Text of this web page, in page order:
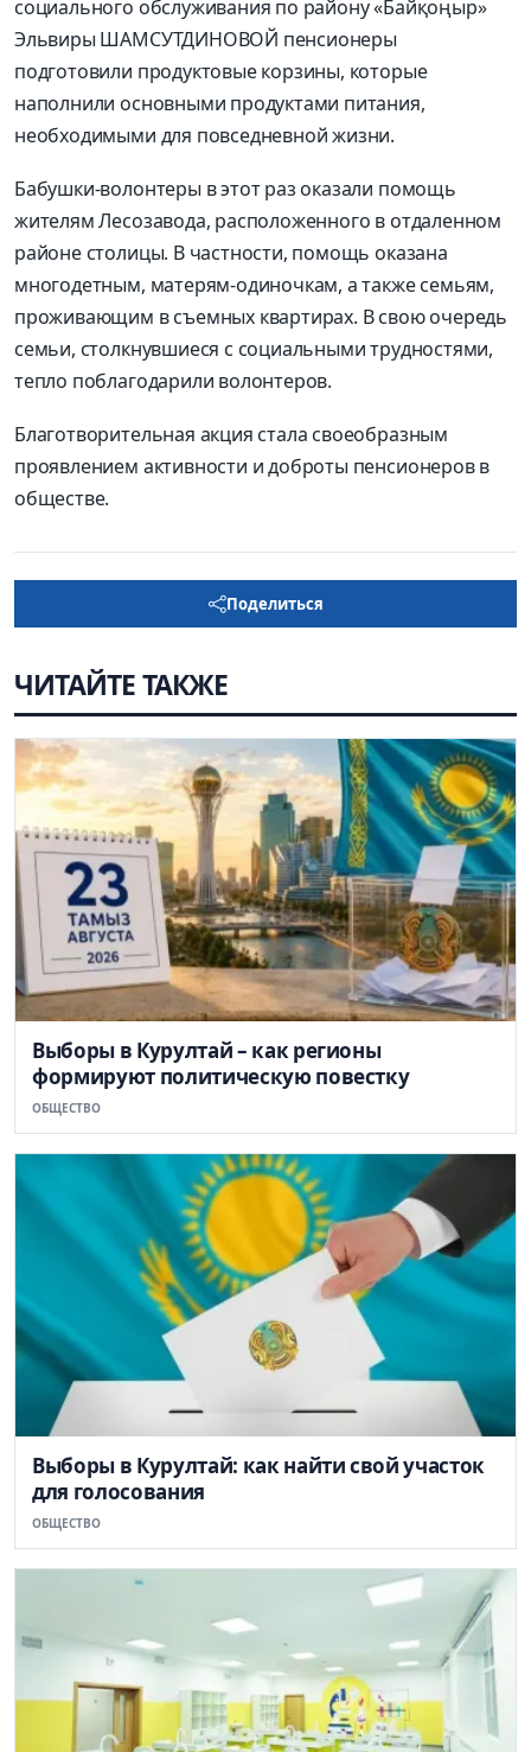
социального обслуживания по району «Байқоңыр»
Эльвиры ШАМСУТДИНОВОЙ пенсионеры
подготовили продуктовые корзины, которые
наполнили основными продуктами питания,
необходимыми для повседневной жизни.
Бабушки-волонтеры в этот раз оказали помощь
жителям Лесозавода, расположенного в отдаленном
районе столицы. В частности, помощь оказана
многодетным, матерям-одиночкам, а также семьям,
проживающим в съемных квартирах. В свою очередь
семьи, столкнувшиеся с социальными трудностями,
тепло поблагодарили волонтеров.
Благотворительная акция стала своеобразным
проявлением активности и доброты пенсионеров в
обществе.
Поделиться
ЧИТАЙТЕ ТАКЖЕ
Выборы в Курултай – как регионы
формируют политическую повестку
ОБЩЕСТВО
Выборы в Курултай: как найти свой участок
для голосования
ОБЩЕСТВО